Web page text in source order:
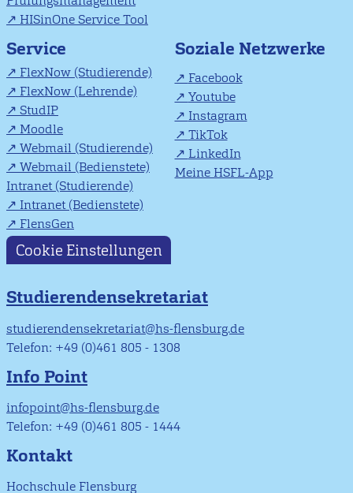
HISinOne Service Tool
Service
FlexNow (Studierende)
FlexNow (Lehrende)
StudIP
Moodle
Webmail (Studierende)
Webmail (Bedienstete)
Intranet (Studierende)
Intranet (Bedienstete)
FlensGen
Soziale Netzwerke
Facebook
Youtube
Instagram
TikTok
LinkedIn
Meine HSFL-App
Cookie Einstellungen
Studierendensekretariat
studierendensekretariat@hs-flensburg.de
Telefon: +49 (0)461 805 - 1308
Info Point
infopoint@hs-flensburg.de
Telefon: +49 (0)461 805 - 1444
Kontakt
Hochschule Flensburg